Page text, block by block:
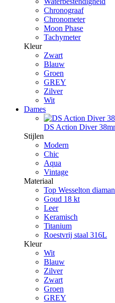
Chronograaf
Chronometer
Moon Phase
Tachymeter
Kleur
Zwart
Blauw
Groen
GREY
Zilver
Wit
Dames
DS Action Diver
Stijlen
Modern
Chic
Aqua
Vintage
Materiaal
Top Wesselton
Goud 18 kt
Leer
Keramisch
Titanium
Roestvrij staal 316L
Kleur
Wit
Blauw
Zilver
Zwart
Groen
GREY